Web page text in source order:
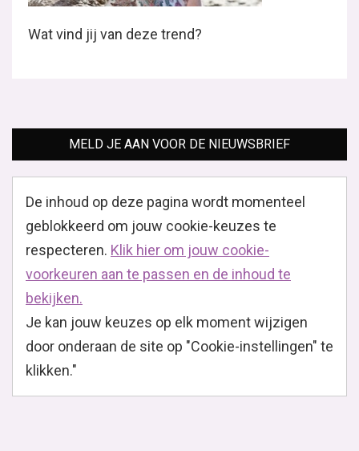
Wat vind jij van deze trend?
MELD JE AAN VOOR DE NIEUWSBRIEF
De inhoud op deze pagina wordt momenteel
geblokkeerd om jouw cookie-keuzes te
respecteren. Klik hier om jouw cookie-
voorkeuren aan te passen en de inhoud te
bekijken.
Je kan jouw keuzes op elk moment wijzigen
door onderaan de site op "Cookie-instellingen" te
klikken."